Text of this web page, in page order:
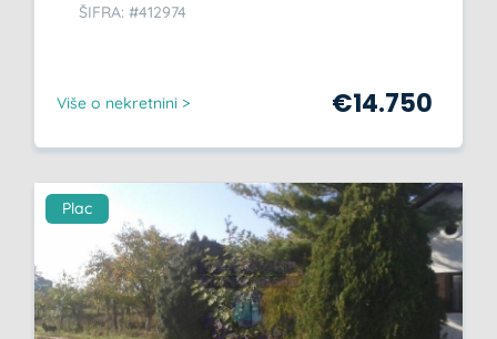
ŠIFRA: #412974
Više o nekretnini > €14.750
Plac